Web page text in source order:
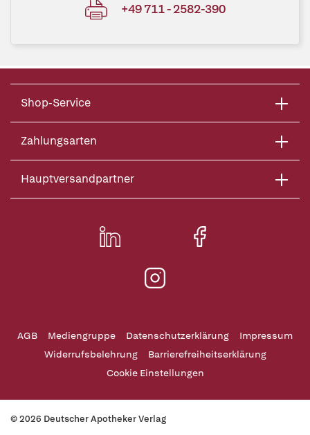
+49 711 - 2582-390
Shop-Service
Zahlungsarten
Hauptversandpartner
AGB Mediengruppe Datenschutzerklärung
Impressum
Widerrufsbelehrung
Barrierefreiheitserklärung
Cookie Einstellungen
© 2026 Deutscher Apotheker Verlag